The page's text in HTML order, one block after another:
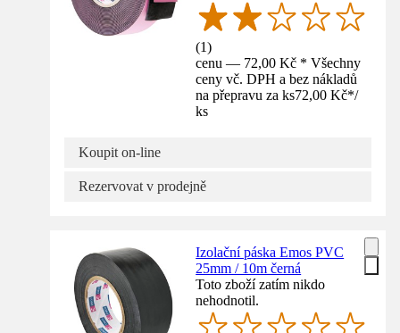
(1)
cenu — 72,00 Kč * Všechny
ceny vč. DPH a bez nákladů
na přepravu za ks72,00 Kč*/
ks
Koupit on-line
Rezervovat v prodejně
Izolační páska Emos PVC
25mm / 10m černá
Toto zboží zatím nikdo
nehodnotil.